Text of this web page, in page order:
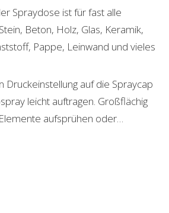
Spraydose ist für fast alle
Beton, Holz, Glas, Keramik,
Pappe, Leinwand und vieles
Druckeinstellung auf die Spraycap
leicht auftragen. Großflächig
aufsprühen oder…